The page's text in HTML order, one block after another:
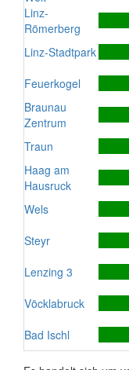
Linz-
Römerberg
Linz-Stadtpark
Feuerkogel
Braunau
Zentrum
Traun
Haag am
Hausruck
Wels
Steyr
Lenzing 3
Vöcklabruck
Bad Ischl